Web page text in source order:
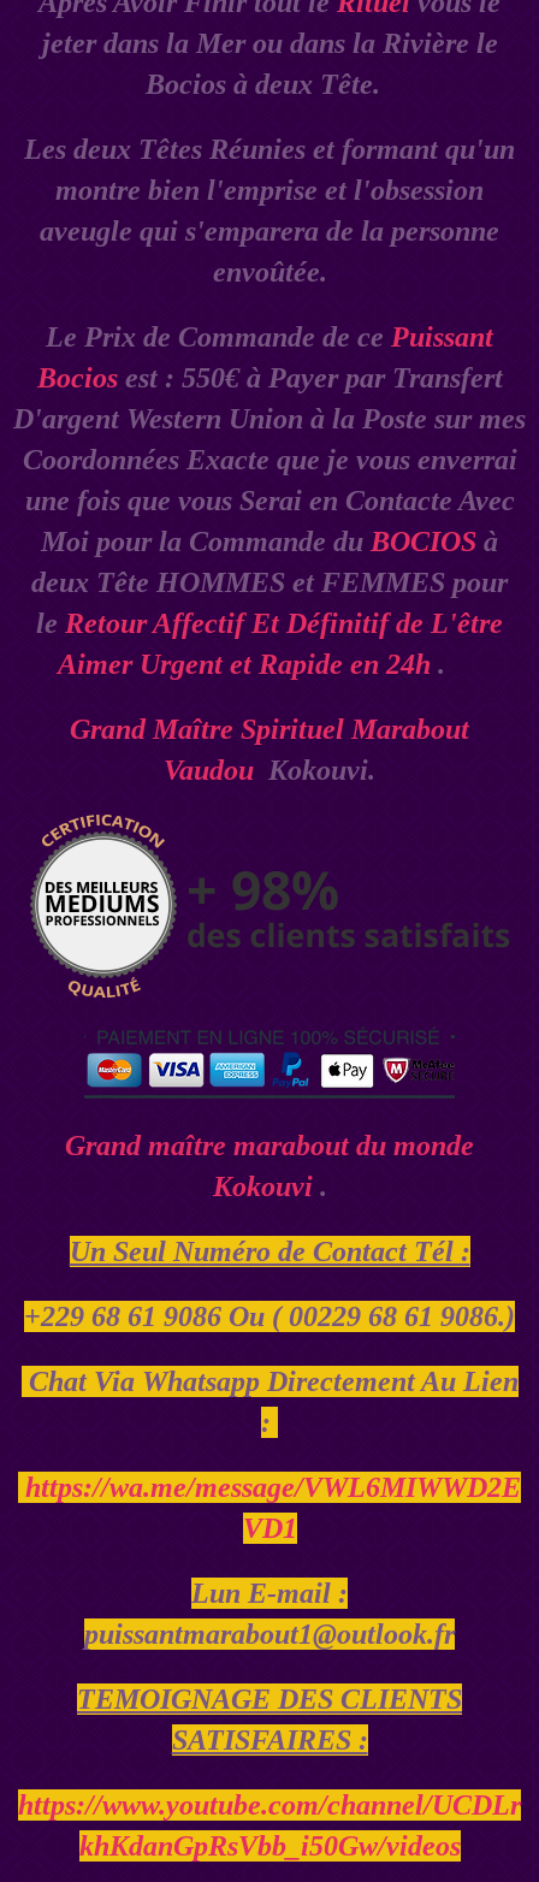
jeter dans la Mer ou dans la Rivière le
Bocios à deux Tête.
Les deux Têtes Réunies et formant qu'un
montre bien l'emprise et l'obsession
aveugle qui s'emparera de la personne
envoûtée.
Le Prix de Commande de ce Puissant
Bociosest : 550€ à Payer par Transfert
D'argent Western Union à la Poste sur mes
Coordonnées Exacte que je vous enverrai
une fois que vous Serai en Contacte Avec
Moi pour la Commande du BOCIOS à
deux Tête HOMMES et FEMMES pour
le Retour Affectif Et Définitif de L'être
Aimer Urgent et Rapide en 24h .
Grand Maître Spirituel Marabout
Vaudou Kokouvi.
Grand maître marabout du monde
Kokouvi.
Un Seul Numéro de Contact Tél :
+229 68 61 9086 Ou ( 00229 68 61 9086.)
Chat Via Whatsapp Directement Au Lien
:
https://wa.me/message/VWL6MIWWD2E
VD1
Lun E-mail :
puissantmarabout1@outlook.fr
TEMOIGNAGE DES CLIENTS
SATISFAIRES :
https://www.youtube.com/channel/UCDLr
khKdanGpRsVbb_i50Gw/videos